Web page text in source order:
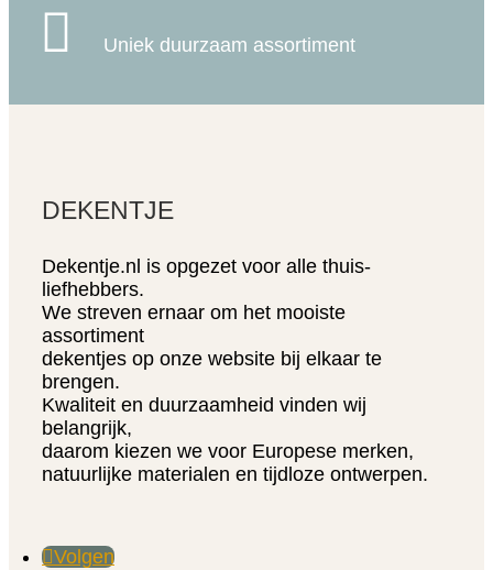
 Uniek duurzaam assortiment
DEKENTJE
Dekentje.nl is opgezet voor alle thuis-
liefhebbers.
We streven ernaar om het mooiste
assortiment
dekentjes op onze website bij elkaar te
brengen.
Kwaliteit en duurzaamheid vinden wij
belangrijk,
daarom kiezen we voor Europese merken,
natuurlijke materialen en tijdloze ontwerpen.
Volgen